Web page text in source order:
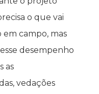
o que vai
campo, mas
desempenho
as
vedações